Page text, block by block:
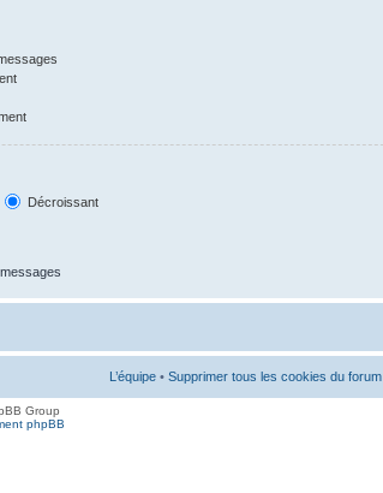
Décroissant
L’équipe • Supprimer tous les cookies du forum
Group
phpBB